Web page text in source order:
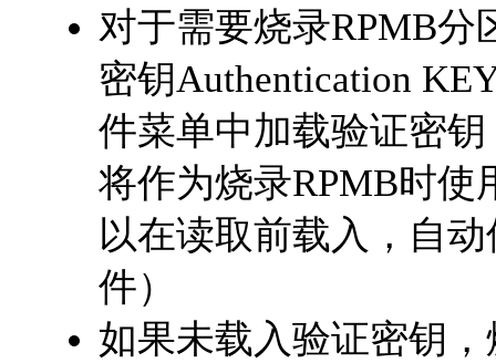
对于需要烧录RPMB分
密钥Authentication
件菜单中加载验证密
将作为烧录RPMB时
以在读取前载入，自
件）
如果未载入验证密钥